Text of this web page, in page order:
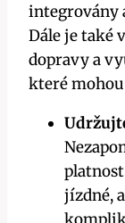
integrovány
Dále je také
dopravy a
které
jízdné,